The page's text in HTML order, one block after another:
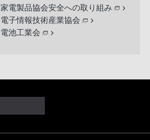
電製品協会安全への取り組み
子情報技術産業協会
池工業会